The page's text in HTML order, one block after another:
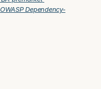
OWASP Dependency-